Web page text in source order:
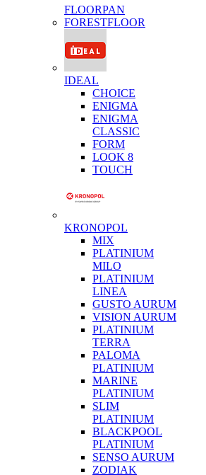
FLOORPAN
FORESTFLOOR
IDEAL
CHOICE
ENIGMA
ENIGMA
CLASSIC
FORM
LOOK 8
TOUCH
KRONOPOL
MIX
PLATINIUM
MILO
PLATINIUM
LINEA
GUSTO AURUM
VISION AURUM
PLATINIUM
TERRA
PALOMA
PLATINIUM
MARINE
PLATINIUM
SLIM
PLATINIUM
BLACKPOOL
PLATINIUM
SENSO AURUM
ZODIAK